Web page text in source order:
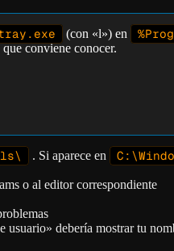
(con «l») en
conviene conocer.
. Si aparece en
o al editor correspondiente
debería mostrar tu